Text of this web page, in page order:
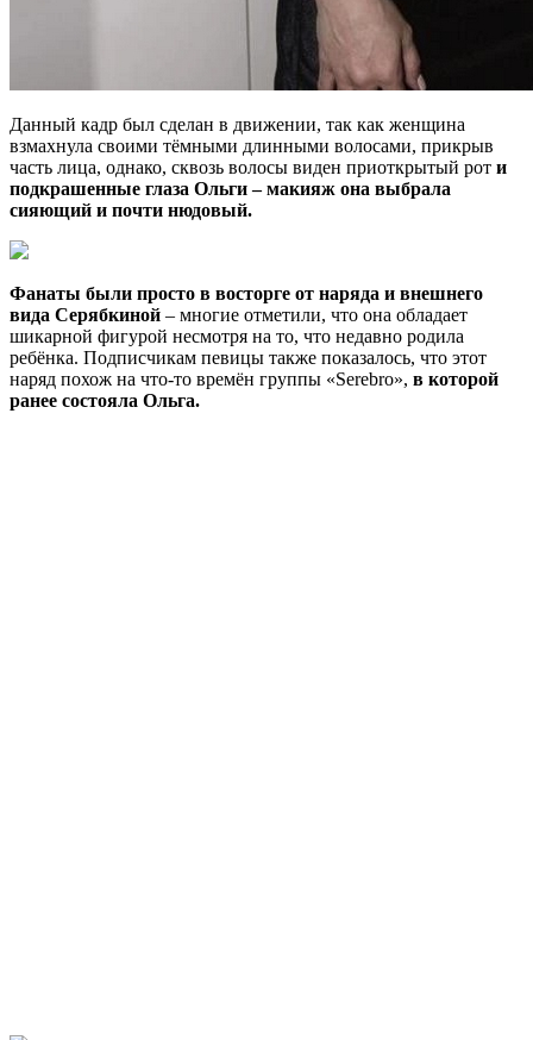
Данный кадр был сделан в движении, так как женщина
взмахнула своими тёмными длинными волосами, прикрыв
часть лица, однако, сквозь волосы виден приоткрытый рот и
подкрашенные глаза Ольги – макияж она выбрала
сияющий и почти нюдовый.
Фанаты были просто в восторге от наряда и внешнего
вида Серябкиной – многие отметили, что она обладает
шикарной фигурой несмотря на то, что недавно родила
ребёнка. Подписчикам певицы также показалось, что этот
наряд похож на что-то времён группы «Serebro», в которой
ранее состояла Ольга.